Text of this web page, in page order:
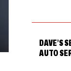
DAVE’S
AUTO